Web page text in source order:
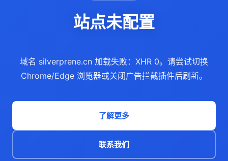
站点未配置
域名 silverprene.cn 加载失败：XHR 0。请尝试切换
Chrome/Edge 浏览器或关闭广告拦截插件后刷新。
了解更多
联系我们